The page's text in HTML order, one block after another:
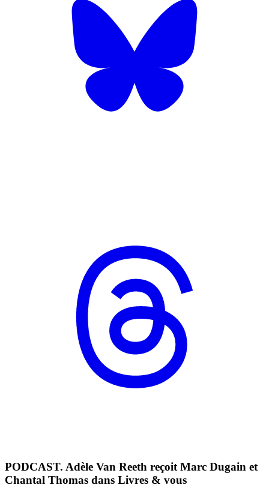
PODCAST. Adèle Van Reeth reçoit Marc Dugain et
Chantal Thomas dans Livres & vous